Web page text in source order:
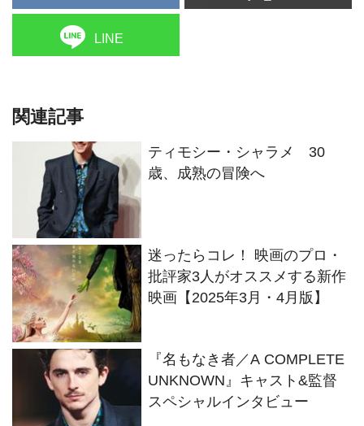
LINE
関連記事
ティモシー・シャラメ 30
歳、成熟の冒険へ
迷ったらコレ！ 映画のプロ・
批評家3人がオススメする新作
映画【2025年3月・4月版】
『名もなき者／A COMPLETE
UNKNOWN』キャスト&監督
スペシャルインタビュー